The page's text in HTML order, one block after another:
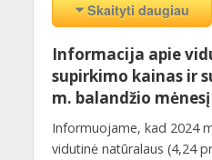
Skaityti daugiau
Informacija apie
supirkimo kainas ir
m. balandžio mėnesį
Informuojame, kad 2024
vidutinė natūralaus (4,24